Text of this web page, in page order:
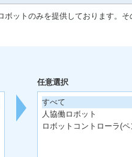
ットのみを提供しております。
任意選択
すべて
人協働ロボット
ロボットコントローラ(ペ